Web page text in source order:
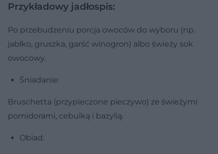
Przykładowy jadłospis:
Po przebudzeniu porcja owoców do wyboru (np.
jabłko, gruszka, garść winogron) albo świeży sok
owocowy.
Śniadanie:
Bruschetta (przypieczone pieczywo) ze świeżymi
pomidorami, cebulką i bazylią.
Obiad: